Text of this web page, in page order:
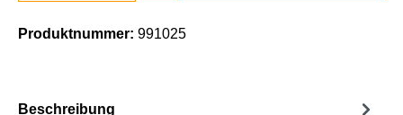
Produktnummer: 991025
Beschreibung